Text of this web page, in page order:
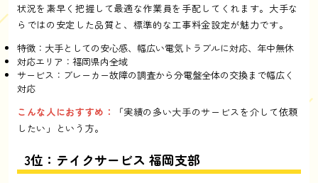
状況を素早く把握して最適な作業員を手配してくれます。大手な
らではの安定した品質と、標準的な工事料金設定が魅力です。
特徴：大手としての安心感、幅広い電気トラブルに対応、年中無休
対応エリア：福岡県内全域
サービス：ブレーカー故障の調査から分電盤全体の交換まで幅広く
対応
こんな人におすすめ：
「実績の多い大手のサービスを介して依頼
したい」という方。
3位：テイクサービス 福岡支部